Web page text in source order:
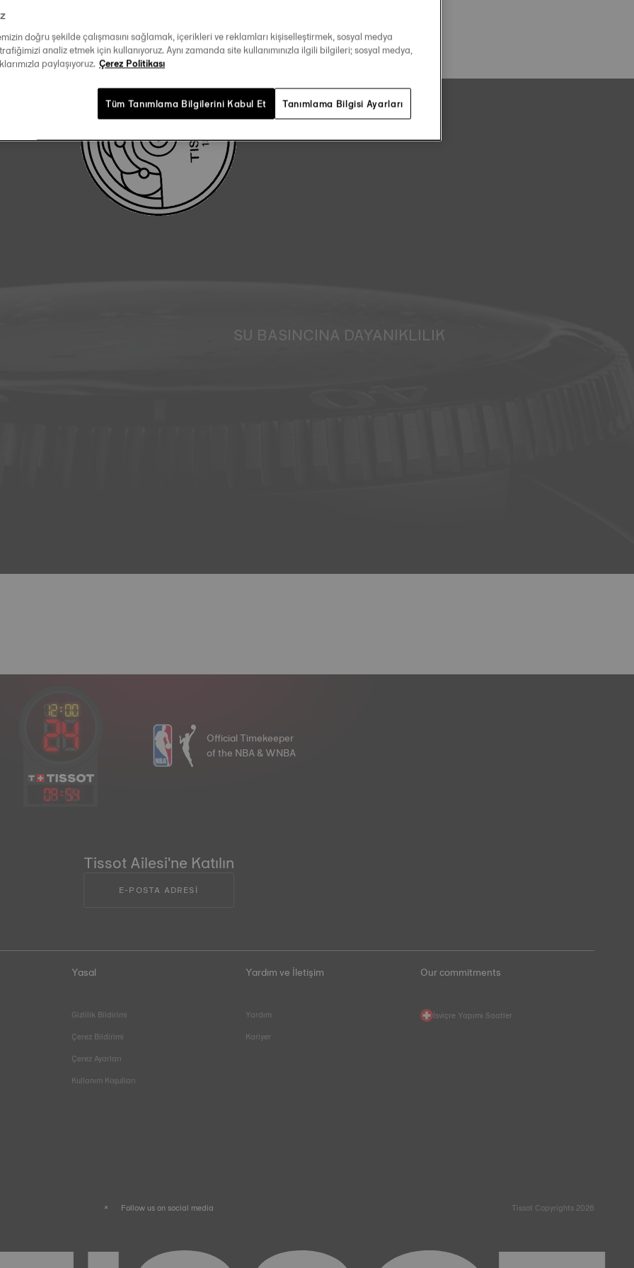
SU BASINCINA DAYANIKLILIK
09:54
Official Timekeeper
of the NBA & WNBA
Tissot Ailesi'ne Katılın
E-POSTA ADRESİ
Yasal
Gizlilik Bildirimi
Çerez Bildirimi
Çerez Ayarları
Kullanım Koşulları
Yardım ve İletişim
Yardım
Kariyer
Our commitments
İsviçre Yapımı Saatler
Follow us on social media Tissot Copyrights 2026
doğru şekilde çalışmasını sağlamak, içerikleri ve reklamları kişiselleştirmek, sosyal medya
analiz etmek için kullanıyoruz. Aynı zamanda site kullanımınızla ilgili bilgileri; sosyal medya,
paylaşıyoruz. Çerez Politikası
Tanımlama Bilgisi Ayarları
Tüm Tanımlama Bilgilerini Kabul Et